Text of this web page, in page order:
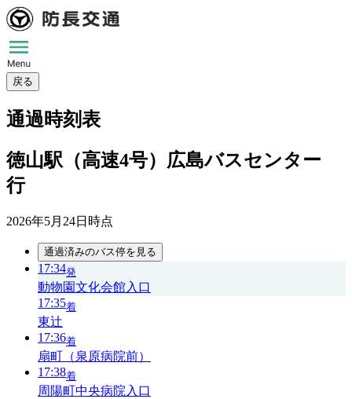
戻る
通過時刻表
徳山駅（高速4号）広島バスセンター
行
2026年5月24日 時点
通過済みのバス停を見る
17:34発
動物園文化会館入口
17:35着
東辻
17:36着
扇町（泉原病院前）
17:38着
周陽町中央病院入口